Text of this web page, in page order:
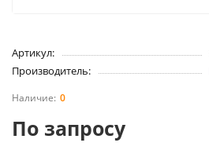
Артикул:
Производитель:
0
По запросу